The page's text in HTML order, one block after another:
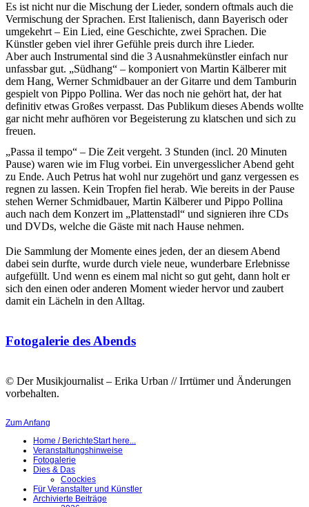
Es ist nicht nur die Mischung der Lieder, sondern oftmals auch die
Vermischung der Sprachen. Erst Italienisch, dann Bayerisch oder
umgekehrt – Ein Lied, eine Geschichte, zwei Sprachen. Die
Künstler geben viel ihrer Gefühle preis durch ihre Lieder.
Aber auch Instrumental sind die 3 Ausnahmekünstler einfach nur
unfassbar gut. „Südhang“ – komponiert von Martin Kälberer mit
dem Hang, Werner Schmidbauer an der Gitarre und dem Tamburin
gespielt von Pippo Pollina. Wer das noch nie gehört hat, der hat
definitiv etwas Großes verpasst. Das Publikum dieses Abends wollte
gar nicht mehr aufhören vor Begeisterung zu klatschen und sich zu
freuen.
„Passa il tempo“ – Die Zeit vergeht. 3 Stunden (incl. 20 Minuten
Pause) waren wie im Flug vorbei. Ein unvergesslicher Abend geht
zu Ende. Auch Petrus hat wohl nur zugehört und ganz vergessen es
regnen zu lassen. Kein Tropfen fiel herab. Wie bereits in der Pause
stehen Werner Schmidbauer, Martin Kälberer und Pippo Pollina
auch nach dem Konzert im „Plattenstadl“ und signieren ihre CDs
und DVDs, welche die Gäste mit nach Hause nehmen.
Die Sammlung der Momente eines jeden, der an diesem Abend
dabei sein durfte, wurde durch viele neue, wunderbare Erlebnisse
aufgefüllt. Und wenn es einem mal nicht so gut geht, dann holt er
sich den einen oder anderen Moment wieder hervor und zaubert
damit ein Lächeln in den Alltag.
Fotogalerie des Abends
© Der Musikjournalist – Erika Urban // Irrtümer und Änderungen
vorbehalten.
Zum Anfang
Home / BerichteStart here...
Veranstaltungshinweise
Fotogalerie
Dies & Das
Coockies
Für Veranstalter und Künstler
Archivierte Beiträge